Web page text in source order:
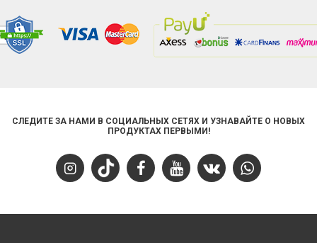
СЛЕДИТЕ ЗА НАМИ В СОЦИАЛЬНЫХ СЕТЯХ И УЗНАВАЙТЕ О НОВЫХ
ПРОДУКТАХ ПЕРВЫМИ!